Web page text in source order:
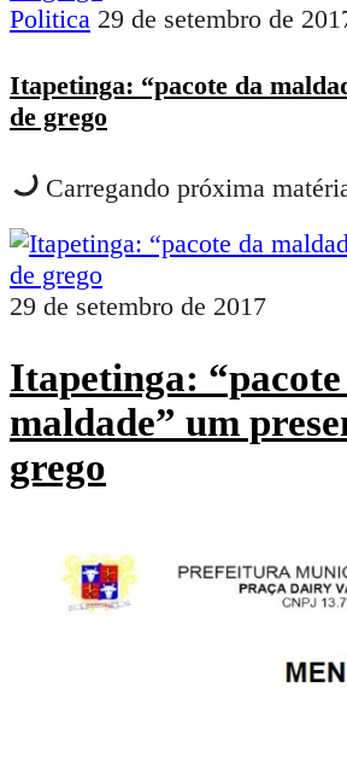
Politica 29 de setembro de
Itapetinga: “pacote da
de grego
Carregando próxima
29 de setembro de 2017
Itapetinga: “pacote
maldade” um
grego